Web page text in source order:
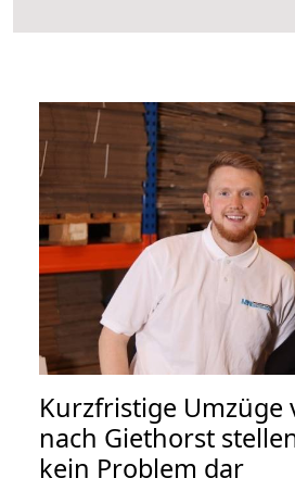
Kurzfristige Umzüge
nach Giethorst
kein Problem dar